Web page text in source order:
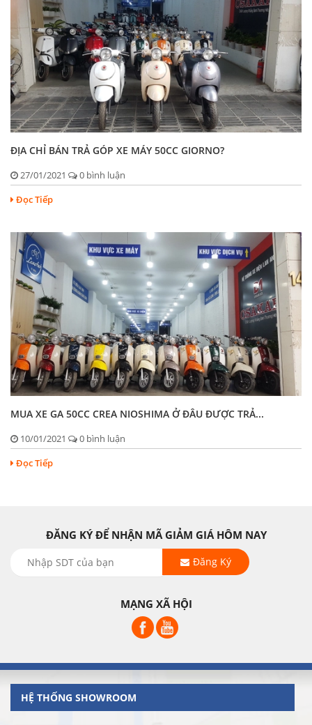
ĐỊA CHỈ BÁN TRẢ GÓP XE MÁY 50CC GIORNO?
27/01/2021
0 bình luận
Đọc Tiếp
MUA XE GA 50CC CREA NIOSHIMA Ở ĐÂU ĐƯỢC TRẢ...
10/01/2021
0 bình luận
Đọc Tiếp
ĐĂNG KÝ ĐỂ NHẬN MÃ GIẢM GIÁ HÔM NAY
Đăng Ký
MẠNG XÃ HỘI
HỆ THỐNG SHOWROOM